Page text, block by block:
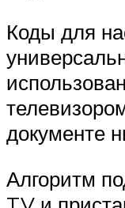
Коды для
документе
Алгоритм